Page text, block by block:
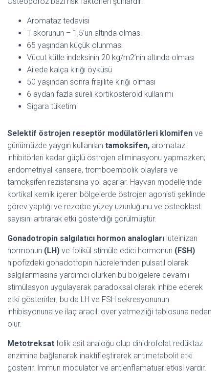
Aromataz tedavisi
T skorunun – 1,5’un altında olması
65 yaşından küçük olunması
Vücut kütle indeksinin 20 kg/m2’nin altında olması
Ailede kalça kırığı öyküsü
50 yaşından sonra frajilite kırığı olması
6 aydan fazla süreli kortikosteroid kullanımı
Sigara tüketimi
Selektif östrojen reseptör modülatörleri klomifen ve
günümüzde yaygın kullanılan tamoksifen, aromataz
inhibitörleri kadar güçlü östrojen eliminasyonu yapmazken;
endometriyal kansere, tromboembolik olaylara ve
tamoksifen rezistansına yol açarlar. Hayvan modellerinde
kortikal kemik içeren bölgelerde östrojen agonisti şeklinde
görev yaptığı ve rezorbe yüzey uzunluğunu ve osteoklast
sayısını artırarak etki gösterdiği görülmüştür.
Gonadotropin salgılatıcı hormon analogları luteinizan
hormonun (LH) ve folikül stimüle edici hormonun (FSH)
hipofizdeki gonadotropin hücrelerinden pulsatil olarak
salgılanmasına yardımcı olurken bu bölgelere devamlı
stimülasyon uygulayarak paradoksal olarak inhibe ederek
etki gösterirler; bu da LH ve FSH sekresyonunun
inhibisyonuna ve ilaç aracılı over yetmezliği tablosuna neden
olur.
Metotreksat folik asit analoğu olup dihidrofolat redüktaz
enzimine bağlanarak inaktifleştirerek antimetabolit etki
gösterir. İmmün modülatör ve antienflamatuar etkisi vardır.